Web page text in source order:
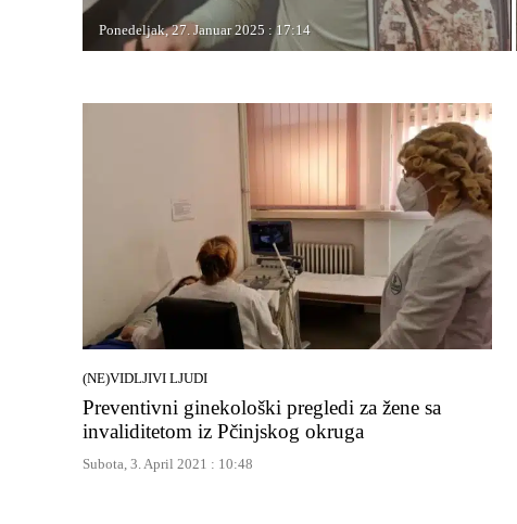
Ponedeljak, 27. Januar 2025 : 17:14
(NE)VIDLJIVI LJUDI
Preventivni ginekološki pregledi za žene sa
invaliditetom iz Pčinjskog okruga
Subota, 3. April 2021 : 10:48